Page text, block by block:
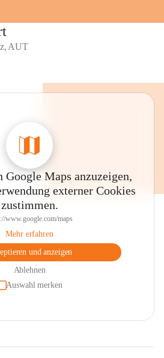
AUT
Maps anzuzeigen,
externer Cookies
zustimmen.
www.google.com/maps
Mehr erfahren
und anzeigen
Ablehnen
Auswahl merken